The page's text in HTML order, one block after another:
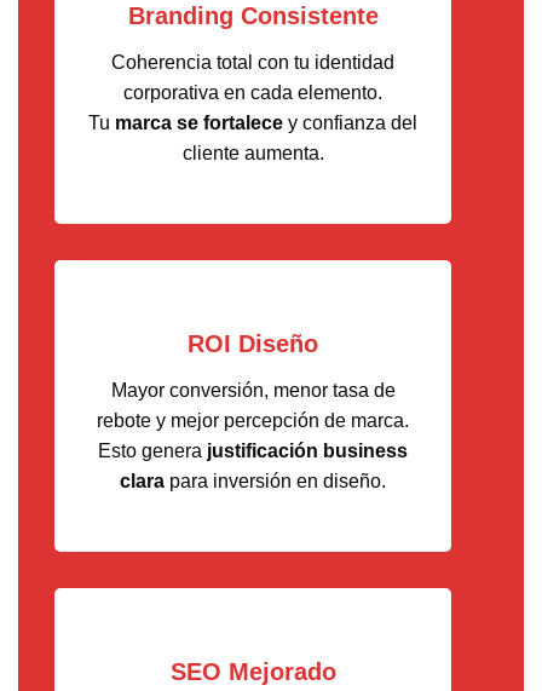
Branding Consistente
Coherencia total con tu identidad
corporativa en cada elemento.
Tu marca se fortalece y confianza del
cliente aumenta.
ROI Diseño
Mayor conversión, menor tasa de
rebote y mejor percepción de marca.
Esto genera justificación business
clara para inversión en diseño.
SEO Mejorado